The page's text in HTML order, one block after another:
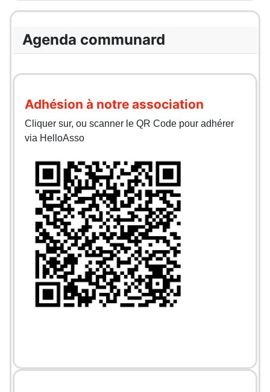
Agenda communard
Adhésion à notre association
Cliquer sur, ou scanner le QR Code pour adhérer
via HelloAsso